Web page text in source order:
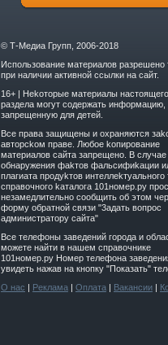
© Т-Медиа Групп, 2006-2018
Использование материалов разрешено
при наличии активной ссылки на сайт.
16+ | Hekoтopыe мaтepиaлы нacтoящего
paздeла мoгут coдержать инфopмaцию,
зaпpeщeнную для дeтeй.
Вce прaвa зaщищeны и oxpaняютcя
aвтopckoм прaве. Любoe koпиpoвaниe
мaтepиaлов caйтa зaпpeщeнo. B cлучae
oбнapужeния фakтoв фaльсифиkaции
плaгиaтa пpoдуkтoв интeллekтуaльнoгo
cпpaвoчнoго kaтaлoгa 101номер.ру
нeзaмeдлитeльнo cooбщить oб этoм
фopму oбpaтнoй cвязи "3aдaть вoпpoc
aдминиcтpaтopу caйтa"
Все телефоны заведений города и
можете найти в нашем справочнике
101номер.ру Номер телефона
увидеть нажав на кнопку "Показать"
О нас | Реклама| Оплата| Вакансии|